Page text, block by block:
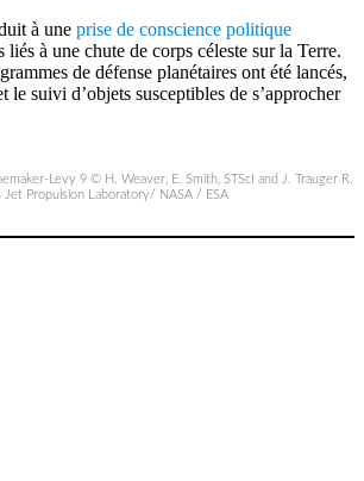
à une prise de conscience politique
liés à une chute de corps céleste sur la Terre.
de défense planétaires ont été lancés,
le suivi d’objets susceptibles de s’approcher
Levy 9 © H. Weaver, E. Smith, STScI and J. Trauger R.
Jet Propulsion Laboratory/ NASA / ESA